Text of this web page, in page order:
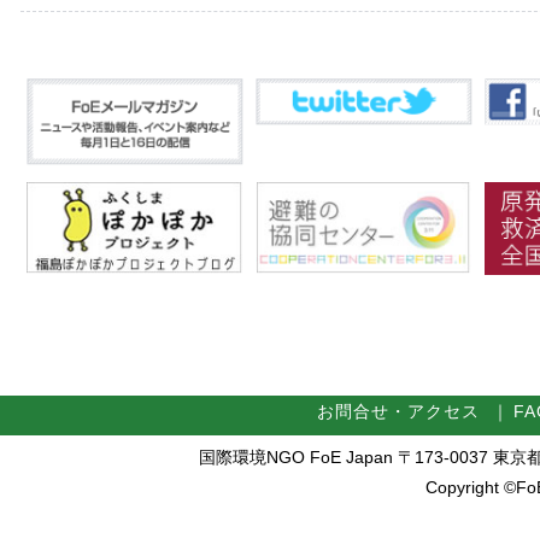
お問合せ・アクセス
国際環境NGO FoE Japan 〒173-0037 東
Copyright